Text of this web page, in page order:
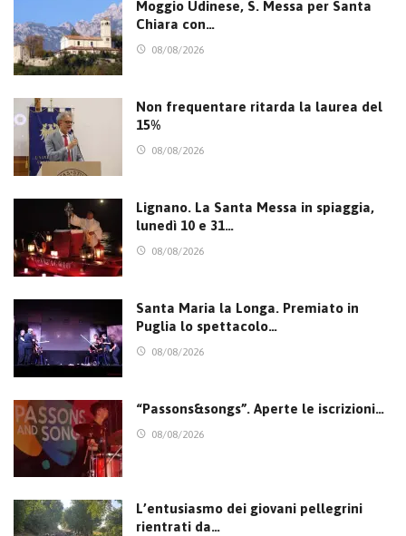
Moggio Udinese, S. Messa per Santa
Chiara con…
08/08/2026
Non frequentare ritarda la laurea del
15%
08/08/2026
Lignano. La Santa Messa in spiaggia,
lunedì 10 e 31…
08/08/2026
Santa Maria la Longa. Premiato in
Puglia lo spettacolo…
08/08/2026
“Passons&songs”. Aperte le iscrizioni…
08/08/2026
L’entusiasmo dei giovani pellegrini
rientrati da…